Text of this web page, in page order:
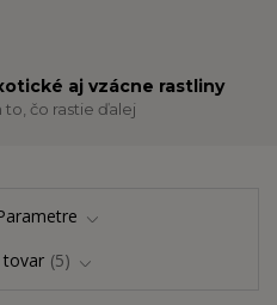
aj vzácne rastliny
čo rastie ďalej
tovar 5